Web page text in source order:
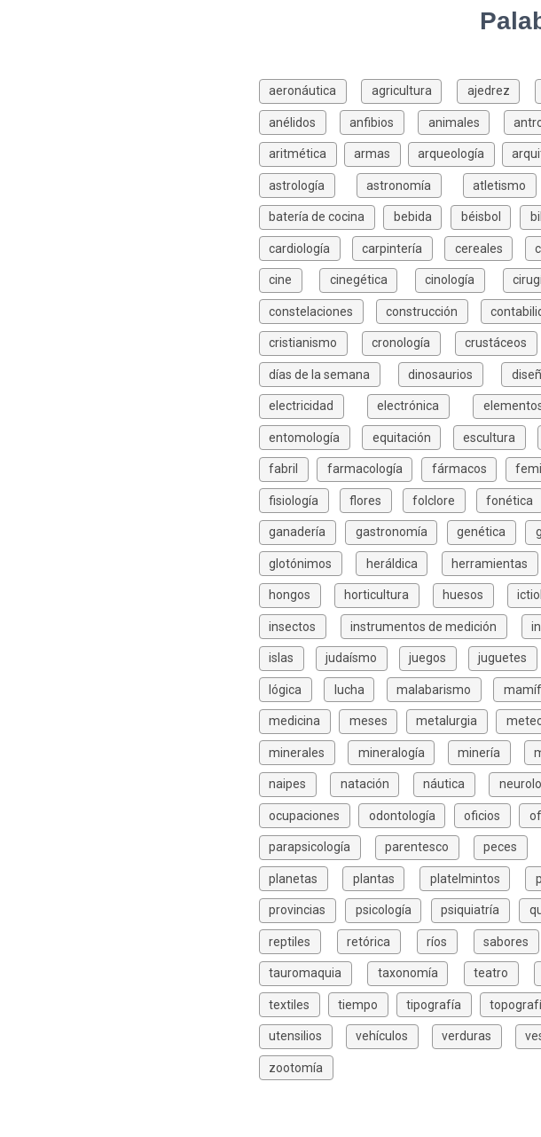
aeronáutica agricultura ajedrez
anélidos anfibios animales
aritmética armas arqueología
astrología astronomía atletismo
batería de cocina bebida béisbol
cardiología carpintería cereales
cine cinegética cinología
constelaciones construcción
cristianismo cronología crustáceos
días de la semana dinosaurios
electricidad electrónica
entomología equitación escultura
fabril farmacología fármacos
fisiología flores folclore fonética
ganadería gastronomía genética
glotónimos heráldica herramientas
hongos horticultura huesos
insectos instrumentos de medición
islas judaísmo juegos juguetes
lógica lucha malabarismo
medicina meses metalurgia
minerales mineralogía minería
naipes natación náutica
ocupaciones odontología oficios
parapsicología parentesco peces
planetas plantas platelmintos
provincias psicología psiquiatría
reptiles retórica ríos sabores
tauromaquia taxonomía teatro
textiles tiempo tipografía
utensilios vehículos verduras
zootomía